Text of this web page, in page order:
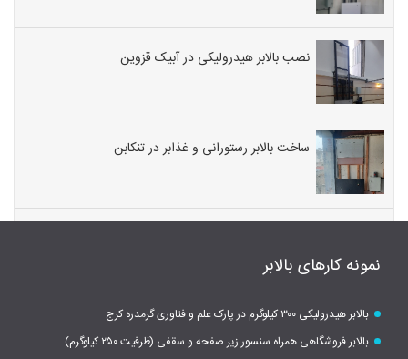
نصب بالابر هیدرولیکی در آبیک قزوین
ساخت بالابر رستورانی و غذابر در تنکابن
نمونه کارهای بالابر
بالابر هیدرولیکی ۳۰۰ کیلوگرم در پارک علم و فناوری گرمدره کرج
بالابر فروشگاهی همراه سنسور زیر صفحه و سقفی (ظرفیت ۲۵۰ کیلوگرم)